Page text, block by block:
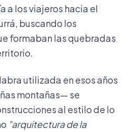
a los viajeros hacia el
buscando los
formaban las quebradas
utilizada en esos años
montañas— se
al estilo de lo
"arquitectura de la